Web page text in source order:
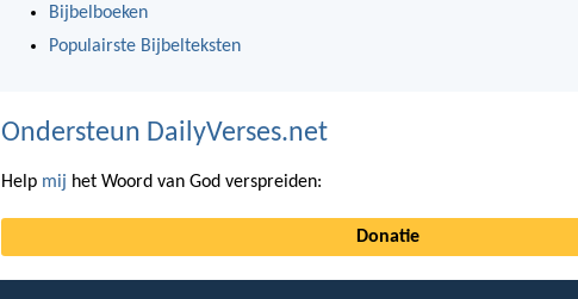
Bijbelboeken
Populairste Bijbelteksten
Ondersteun DailyVerses.net
Help mij het Woord van God verspreiden:
Donatie